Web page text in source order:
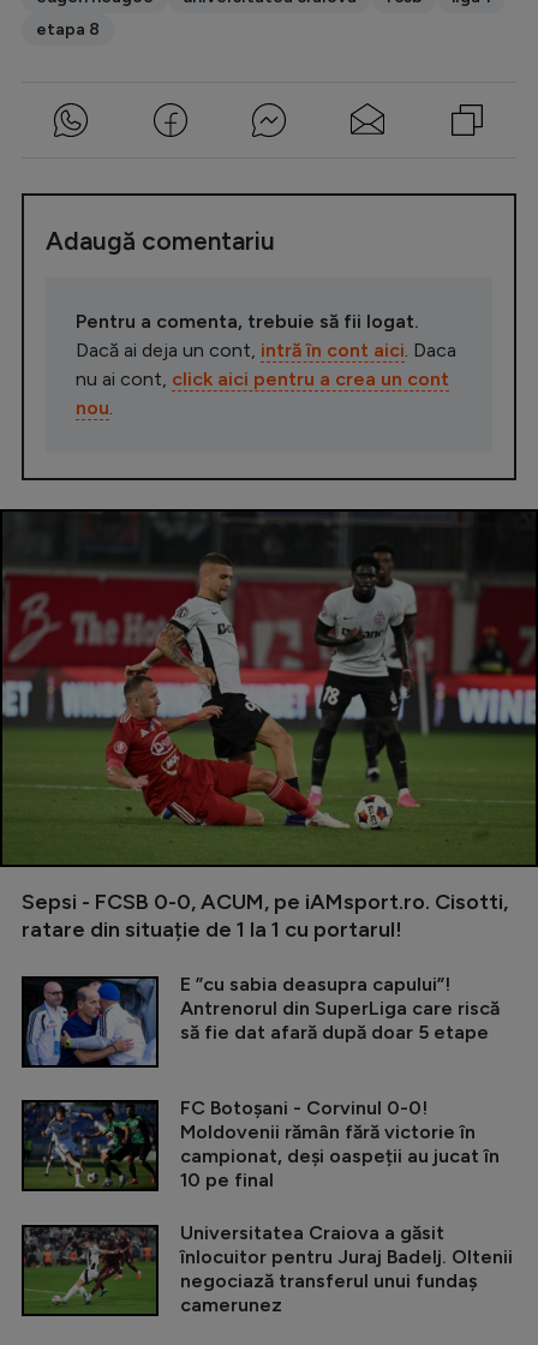
etapa 8
Adaugă comentariu
Pentru a comenta, trebuie să fii logat.
Dacă ai deja un cont, intră în cont aici . Daca
nu ai cont, click aici pentru a crea un cont
nou
Sepsi - FCSB 0-0, ACUM, pe iAMsport.ro. Cisotti,
ratare din situație de 1 la 1 cu portarul!
E ”cu sabia deasupra capului”!
Antrenorul din SuperLiga care riscă
să fie dat afară după doar 5 etape
FC Botoșani - Corvinul 0-0!
Moldovenii rămân fără victorie în
campionat, deși oaspeții au jucat în
10 pe final
Universitatea Craiova a găsit
înlocuitor pentru Juraj Badelj. Oltenii
negociază transferul unui fundaș
camerunez